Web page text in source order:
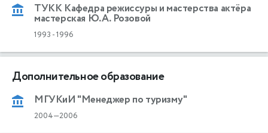
ТУКК Кафедра режиссуры и мастерства актёра
мастерская Ю.А. Розовой
1993 -1996
Дополнительное образование
МГУКиИ "Менеджер по туризму"
2004—2006